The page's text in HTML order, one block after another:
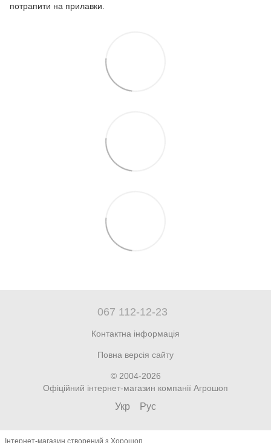
потрапити на прилавки.
067 112-12-23
Контактна інформація
Повна версія сайту
© 2004-2026
Офіційний інтернет-магазин компанії Агрошоп
Укр Рус